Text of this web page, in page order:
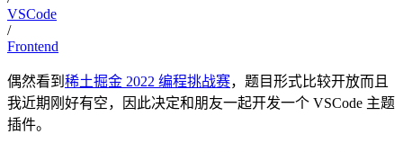
VSCode
/
Frontend
偶然看到 稀土掘金 2022 编程挑战赛，题目形式比较开放而且
我近期刚好有空，因此决定和朋友一起开发一个 VSCode 主题
插件。